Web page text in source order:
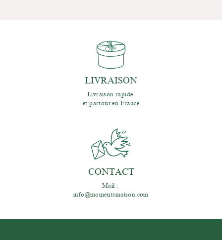
LIVRAISON
Livraison rapide
et partout en France
CONTACT
Mail :
info@momentsmaison.com